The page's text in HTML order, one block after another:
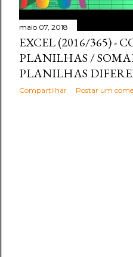
maio 07, 2018
EXCEL (2016/365) -
PLANILHAS /
PLANILHAS
Compartilhar Postar um